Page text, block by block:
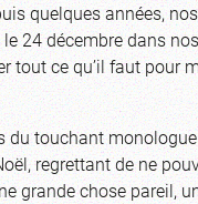
quelques années,
24 décembre dans
tout ce qu’il faut pour
du touchant monologue
regrettant de ne
grande chose pareil,